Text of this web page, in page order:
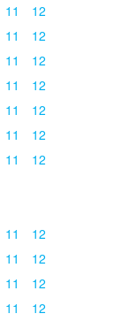
11
12
11
12
11
12
11
12
11
12
11
12
11
12
11
12
11
12
11
12
11
12